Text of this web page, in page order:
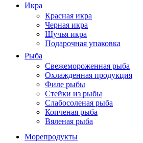
Икра
Красная икра
Черная икра
Щучья икра
Подарочная упаковка
Рыба
Свежемороженная рыба
Охлажденная продукция
Филе рыбы
Стейки из рыбы
Слабосоленая рыба
Копченая рыба
Вяленая рыба
Морепродукты